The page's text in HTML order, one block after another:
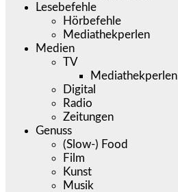
Lesebefehle
Hörbefehle
Mediathekperlen
Medien
TV
Mediathekperlen
Digital
Radio
Zeitungen
Genuss
(Slow-) Food
Film
Kunst
Musik